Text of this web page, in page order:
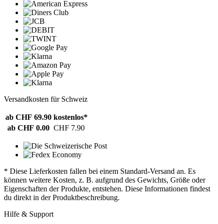
Versandkosten für Schweiz
ab CHF 69.90 kostenlos*
ab CHF 0.00 CHF 7.90
* Diese Lieferkosten fallen bei einem Standard-Versand an. Es
können weitere Kosten, z. B. aufgrund des Gewichts, Größe oder
Eigenschaften der Produkte, entstehen. Diese Informationen findest
du direkt in der Produktbeschreibung.
Hilfe & Support